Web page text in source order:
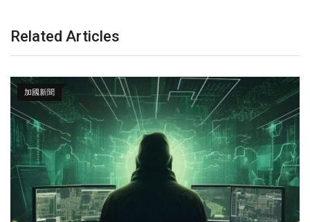
Related Articles
加國新聞